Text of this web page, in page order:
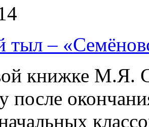
–
книжке М.Я.
после